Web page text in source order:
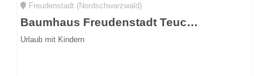
Freudenstadt (Nordschwarzwald)
Baumhaus Freudenstadt Teuchelwald
Urlaub mit Kindern